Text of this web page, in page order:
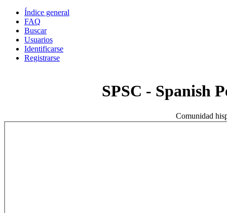
Índice general
FAQ
Buscar
Usuarios
Identificarse
Registrarse
SPSC - Spanish
Comunidad